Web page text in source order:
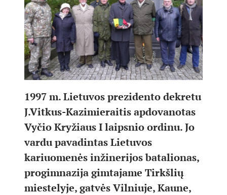
1997 m. Lietuvos prezidento dekretu
J.Vitkus-Kazimieraitis apdovanotas
Vyčio Kryžiaus I laipsnio ordinu. Jo
vardu pavadintas Lietuvos
kariuomenės inžinerijos batalionas,
progimnazija gimtajame Tirkšlių
miestelyje, gatvės Vilniuje, Kaune,